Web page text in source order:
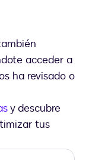
acceder a
ha revisado o
y descubre
tus